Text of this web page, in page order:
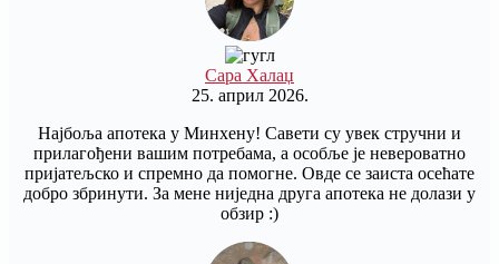
Сара Халаџ
25. април 2026.
Најбоља апотека у Минхену! Савети су увек стручни и
прилагођени вашим потребама, а особље је невероватно
пријатељско и спремно да помогне. Овде се заиста осећате
добро збринути. За мене ниједна друга апотека не долази у
обзир :)